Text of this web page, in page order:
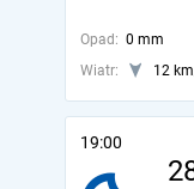
Opad: 0 mm
Wiatr:
12
19:00